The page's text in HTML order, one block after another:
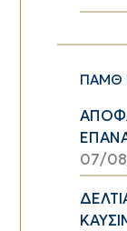
ΠΑΜΘ
07/